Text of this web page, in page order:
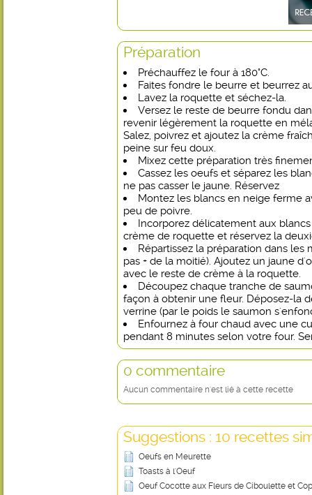
Préparation
Préchauffez le four à 180°C.
Faites fondre le beurre et beurrez
Lavez la roquette et séchez-la.
Versez le reste de beurre fondu
revenir légèrement la roquette en
Salez, poivrez et ajoutez la crème
peine sur feu doux.
Mixez cette préparation très
Cassez les oeufs et séparez les
ne pas casser le jaune. Réservez
Montez les blancs en neige ferme
peu de poivre.
Incorporez délicatement aux
crème de roquette et réservez la
Répartissez la préparation dans
pas + de la moitié). Ajoutez un jaune
avec le reste de crème à la roquette.
Découpez chaque tranche de
façon à obtenir une fleur. Déposez-la
verrine (par le poids le saumon
Enfournez à four chaud avec une
pendant 8 minutes selon votre four.
0 commentaire
Aucun commentaire n'est lié à cette recette
Suggestions : 10 recettes
Oeufs en Meurette
Toasts à l'Oeuf
Oeuf Cocotte aux Fleurs de Ciboulette et